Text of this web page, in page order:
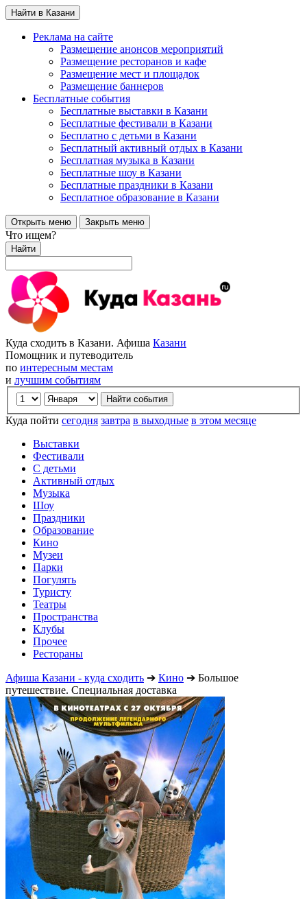
Найти в Казани
Реклама на сайте
Размещение анонсов мероприятий
Размещение ресторанов и кафе
Размещение мест и площадок
Размещение баннеров
Бесплатные события
Бесплатные выставки в Казани
Бесплатные фестивали в Казани
Бесплатно с детьми в Казани
Бесплатный активный отдых в Казани
Бесплатная музыка в Казани
Бесплатные шоу в Казани
Бесплатные праздники в Казани
Бесплатное образование в Казани
Открыть меню Закрыть меню
Что ищем?
Найти
Куда сходить в Казани. Афиша Казани
Помощник и путеводитель
по интересным местам
и лучшим событиям
Куда пойти сегодня завтра в выходные в этом месяце
Выставки
Фестивали
С детьми
Активный отдых
Музыка
Шоу
Праздники
Образование
Кино
Музеи
Парки
Погулять
Туристу
Театры
Пространства
Клубы
Прочее
Рестораны
Афиша Казани - куда сходить ➔ Кино ➔ Большое
путешествие. Специальная доставка